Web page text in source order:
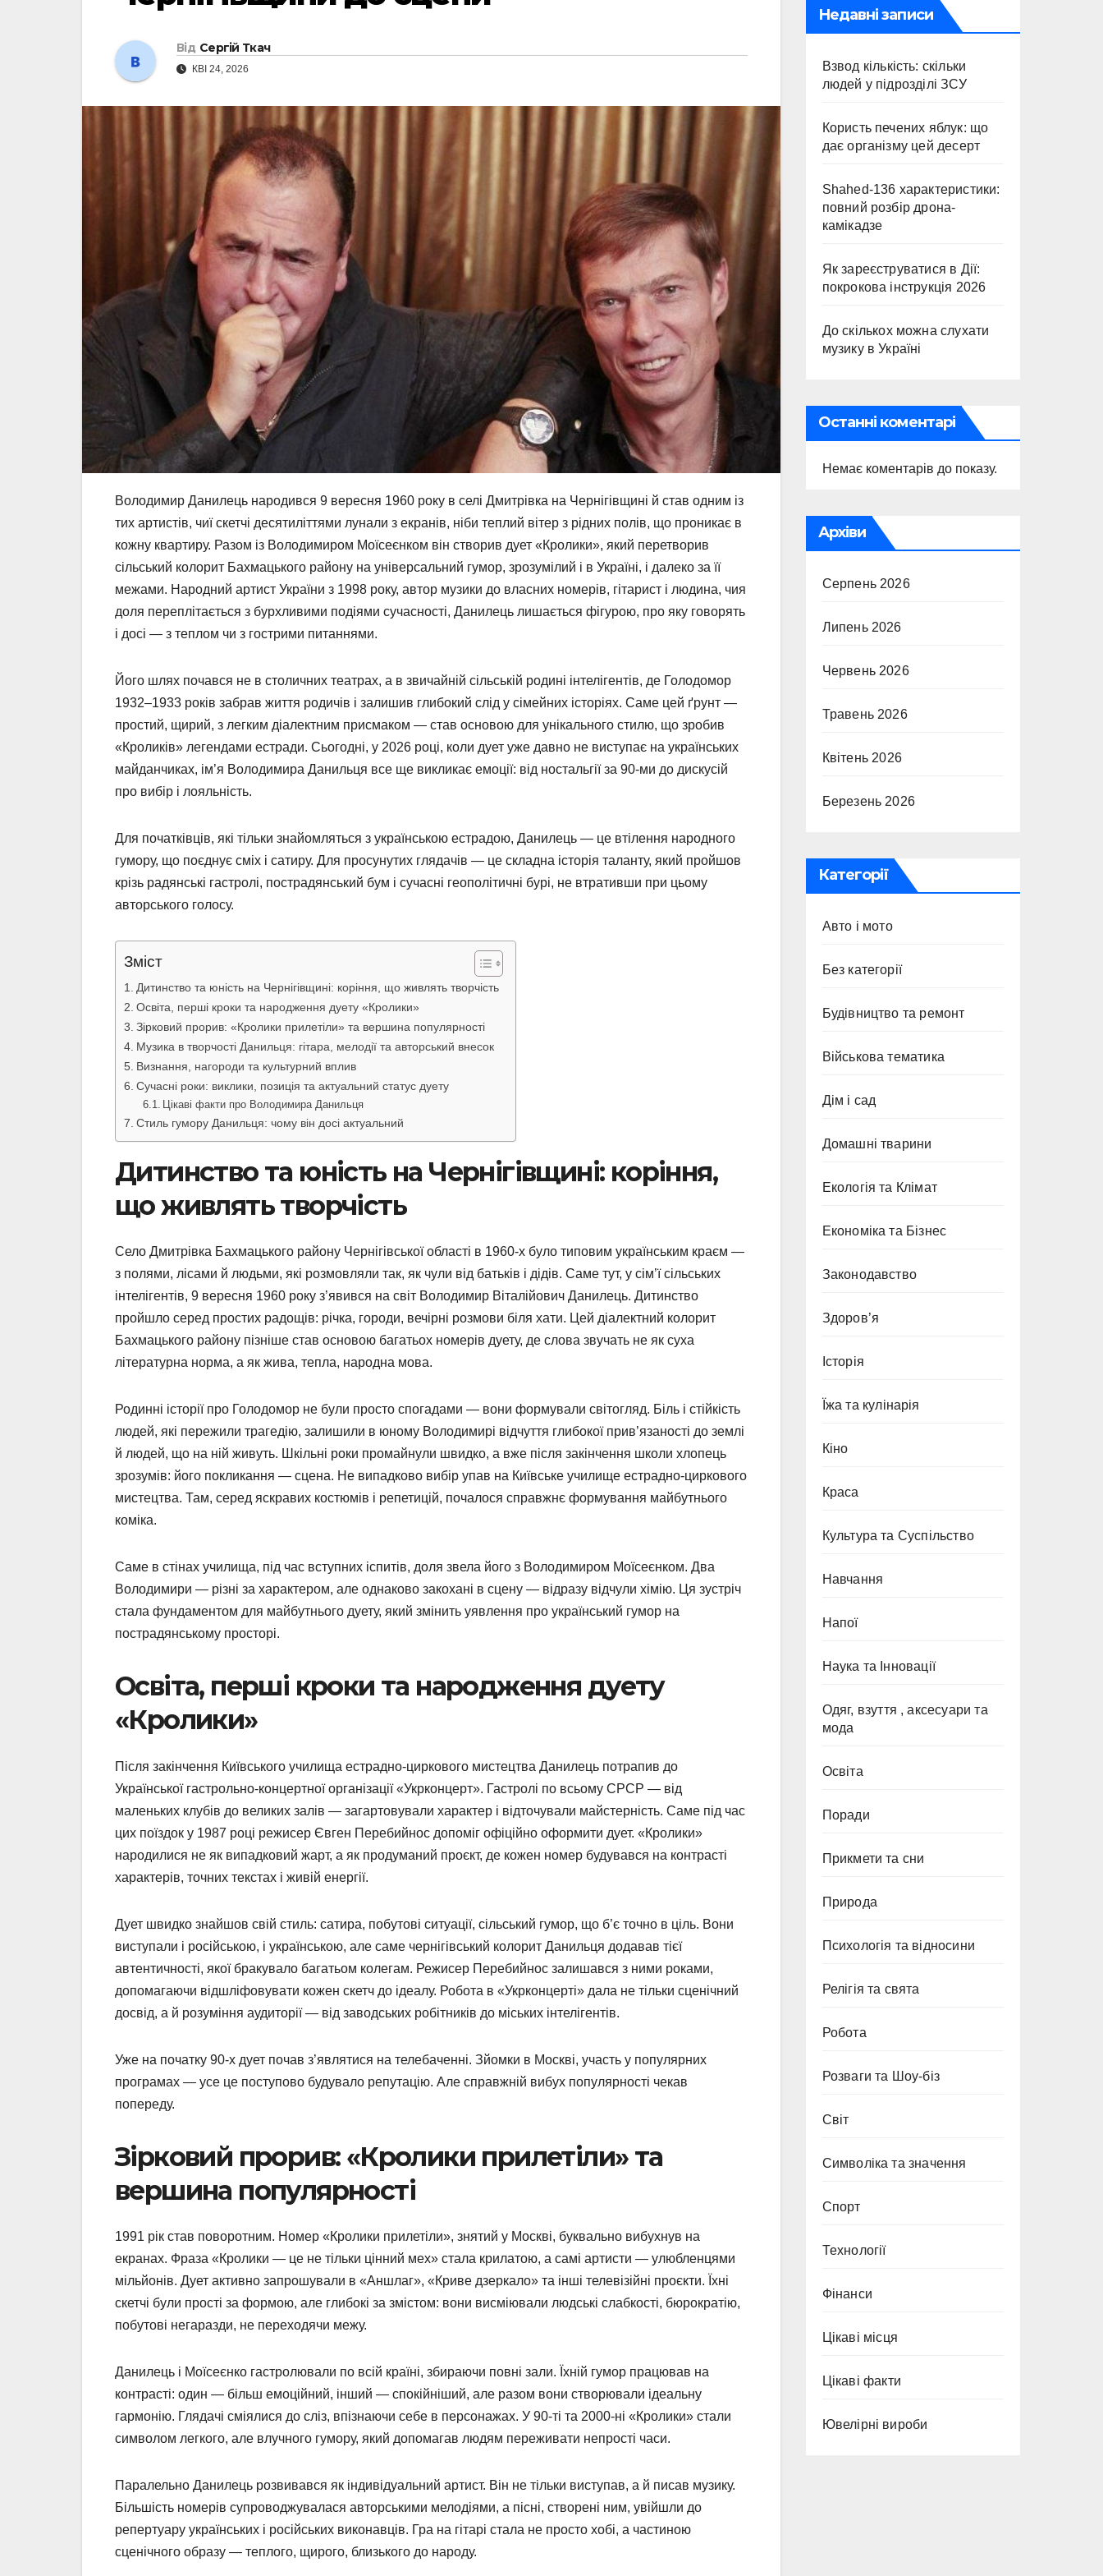
Від Сергій Ткач
КВІ 24, 2026
Володимир Данилець народився 9 вересня 1960 року в селі Дмитрівка на Чернігівщині й став одним із
тих артистів, чиї скетчі десятиліттями лунали з екранів, ніби теплий вітер з рідних полів, що проникає в
кожну квартиру. Разом із Володимиром Моїсеєнком він створив дует «Кролики», який перетворив
сільський колорит Бахмацького району на універсальний гумор, зрозумілий і в Україні, і далеко за її
межами. Народний артист України з 1998 року, автор музики до власних номерів, гітарист і людина, чия
доля переплітається з бурхливими подіями сучасності, Данилець лишається фігурою, про яку говорять
і досі — з теплом чи з гострими питаннями.
Його шлях почався не в столичних театрах, а в звичайній сільській родині інтелігентів, де Голодомор
1932–1933 років забрав життя родичів і залишив глибокий слід у сімейних історіях. Саме цей ґрунт —
простий, щирий, з легким діалектним присмаком — став основою для унікального стилю, що зробив
«Кроликів» легендами естради. Сьогодні, у 2026 році, коли дует уже давно не виступає на українських
майданчиках, ім’я Володимира Данильця все ще викликає емоції: від ностальгії за 90-ми до дискусій
про вибір і лояльність.
Для початківців, які тільки знайомляться з українською естрадою, Данилець — це втілення народного
гумору, що поєднує сміх і сатиру. Для просунутих глядачів — це складна історія таланту, який пройшов
крізь радянські гастролі, пострадянський бум і сучасні геополітичні бурі, не втративши при цьому
авторського голосу.
Зміст
Дитинство та юність на Чернігівщині: коріння, що живлять творчість
Освіта, перші кроки та народження дуету «Кролики»
Зірковий прорив: «Кролики прилетіли» та вершина популярності
Музика в творчості Данильця: гітара, мелодії та авторський внесок
Визнання, нагороди та культурний вплив
Сучасні роки: виклики, позиція та актуальний статус дуету
Цікаві факти про Володимира Данильця
Стиль гумору Данильця: чому він досі актуальний
Дитинство та юність на Чернігівщині: коріння,
що живлять творчість
Село Дмитрівка Бахмацького району Чернігівської області в 1960-х було типовим українським краєм —
з полями, лісами й людьми, які розмовляли так, як чули від батьків і дідів. Саме тут, у сім’ї сільських
інтелігентів, 9 вересня 1960 року з’явився на світ Володимир Віталійович Данилець. Дитинство
пройшло серед простих радощів: річка, городи, вечірні розмови біля хати. Цей діалектний колорит
Бахмацького району пізніше став основою багатьох номерів дуету, де слова звучать не як суха
літературна норма, а як жива, тепла, народна мова.
Родинні історії про Голодомор не були просто спогадами — вони формували світогляд. Біль і стійкість
людей, які пережили трагедію, залишили в юному Володимирі відчуття глибокої прив’язаності до землі
й людей, що на ній живуть. Шкільні роки промайнули швидко, а вже після закінчення школи хлопець
зрозумів: його покликання — сцена. Не випадково вибір упав на Київське училище естрадно-циркового
мистецтва. Там, серед яскравих костюмів і репетицій, почалося справжнє формування майбутнього
коміка.
Саме в стінах училища, під час вступних іспитів, доля звела його з Володимиром Моїсеєнком. Два
Володимири — різні за характером, але однаково закохані в сцену — відразу відчули хімію. Ця зустріч
стала фундаментом для майбутнього дуету, який змінить уявлення про український гумор на
пострадянському просторі.
Освіта, перші кроки та народження дуету
«Кролики»
Після закінчення Київського училища естрадно-циркового мистецтва Данилець потрапив до
Української гастрольно-концертної організації «Укрконцерт». Гастролі по всьому СРСР — від
маленьких клубів до великих залів — загартовували характер і відточували майстерність. Саме під час
цих поїздок у 1987 році режисер Євген Перебийнос допоміг офіційно оформити дует. «Кролики»
народилися не як випадковий жарт, а як продуманий проєкт, де кожен номер будувався на контрасті
характерів, точних текстах і живій енергії.
Дует швидко знайшов свій стиль: сатира, побутові ситуації, сільський гумор, що б’є точно в ціль. Вони
виступали і російською, і українською, але саме чернігівський колорит Данильця додавав тієї
автентичності, якої бракувало багатьом колегам. Режисер Перебийнос залишався з ними роками,
допомагаючи відшліфовувати кожен скетч до ідеалу. Робота в «Укрконцерті» дала не тільки сценічний
досвід, а й розуміння аудиторії — від заводських робітників до міських інтелігентів.
Уже на початку 90-х дует почав з’являтися на телебаченні. Зйомки в Москві, участь у популярних
програмах — усе це поступово будувало репутацію. Але справжній вибух популярності чекав
попереду.
Зірковий прорив: «Кролики прилетіли» та
вершина популярності
1991 рік став поворотним. Номер «Кролики прилетіли», знятий у Москві, буквально вибухнув на
екранах. Фраза «Кролики — це не тільки цінний мех» стала крилатою, а самі артисти — улюбленцями
мільйонів. Дует активно запрошували в «Аншлаг», «Криве дзеркало» та інші телевізійні проєкти. Їхні
скетчі були прості за формою, але глибокі за змістом: вони висміювали людські слабкості, бюрократію,
побутові негаразди, не переходячи межу.
Данилець і Моїсеєнко гастролювали по всій країні, збираючи повні зали. Їхній гумор працював на
контрасті: один — більш емоційний, інший — спокійніший, але разом вони створювали ідеальну
гармонію. Глядачі сміялися до сліз, впізнаючи себе в персонажах. У 90-ті та 2000-ні «Кролики» стали
символом легкого, але влучного гумору, який допомагав людям переживати непрості часи.
Паралельно Данилець розвивався як індивідуальний артист. Він не тільки виступав, а й писав музику.
Більшість номерів супроводжувалася авторськими мелодіями, а пісні, створені ним, увійшли до
репертуару українських і російських виконавців. Гра на гітарі стала не просто хобі, а частиною
сценічного образу — теплого, щирого, близького до народу.
Недавні записи
Взвод кількість: скільки
людей у підрозділі ЗСУ
Користь печених яблук: що
дає організму цей десерт
Shahed-136 характеристики:
повний розбір дрона-
камікадзе
Як зареєструватися в Дії:
покрокова інструкція 2026
До скількох можна слухати
музику в Україні
Останні коментарі
Немає коментарів до показу.
Архіви
Серпень 2026
Липень 2026
Червень 2026
Травень 2026
Квітень 2026
Березень 2026
Категорії
Авто і мото
Без категорії
Будівництво та ремонт
Військова тематика
Дім і сад
Домашні тварини
Екологія та Клімат
Економіка та Бізнес
Законодавство
Здоров’я
Історія
Їжа та кулінарія
Кіно
Краса
Культура та Суспільство
Навчання
Напої
Наука та Інновації
Одяг, взуття , аксесуари та
мода
Освіта
Поради
Прикмети та сни
Природа
Психологія та відносини
Релігія та свята
Робота
Розваги та Шоу-біз
Світ
Символіка та значення
Спорт
Технології
Фінанси
Цікаві місця
Цікаві факти
Ювелірні вироби